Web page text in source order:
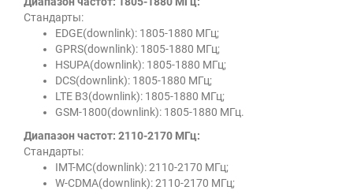
Стандарты:
EDGE(downlink): 1805-1880 МГц;
GPRS(downlink): 1805-1880 МГц;
HSUPA(downlink): 1805-1880 МГц;
DCS(downlink): 1805-1880 МГц;
LTE B3(downlink): 1805-1880 МГц;
GSM-1800(downlink): 1805-1880 МГц.
Диапазон частот: 2110-2170 МГц:
Стандарты:
IMT-MC(downlink): 2110-2170 МГц;
W-CDMA(downlink): 2110-2170 МГц;